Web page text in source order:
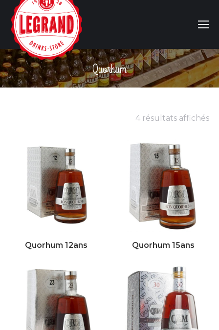
Quorhum
Vous êtes ici :
4 résultats affichés
Quorhum 12ans Quorhum 15ans